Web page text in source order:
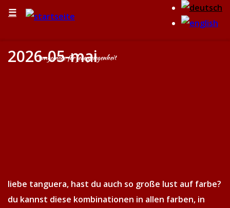
☰
tangomode für jede gelegenheit
2026-05-mai
liebe tanguera, hast du auch so große lust auf farbe?
du kannst diese kombinationen in allen farben, in